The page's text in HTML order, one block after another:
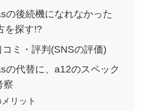
の後続機になれなかった
を探す!?
ミ・評判(SNSの評価)
の代替に、a12のスペック
察
リット